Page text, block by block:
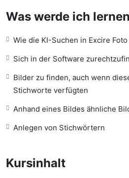
untersucht, erstellt dabei
eventuell gar nicht mehr wussten,
Gesteigerte Ergebnisqualität bei
Ähnlichkeitssuche und
Programm sind eine extrem
spannende KI-basierte Möglichkeit
Bestimmung der Bild­qualität jedes
Was werde ich
Wie die KI-Suchen in Excire
Sich in der Software
Bilder zu finden, auch wenn
Stichworte verfügten
Anhand eines Bildes ähnliche
Anlegen von Stichwörtern
Kursinhalt